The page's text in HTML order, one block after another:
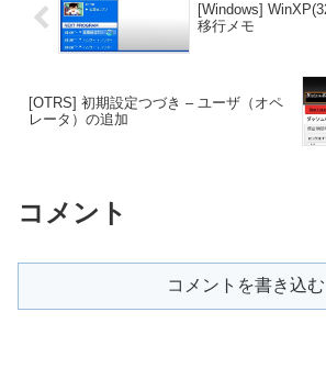
[Windows]
移行メモ
[OTRS] 初期設定つづき – ユーザ（オペ
レータ）の追加
コメント
コメントを書き込む